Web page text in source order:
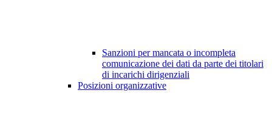
Sanzioni per mancata o incompleta
comunicazione dei dati da parte dei titolari
di incarichi dirigenziali
Posizioni organizzative